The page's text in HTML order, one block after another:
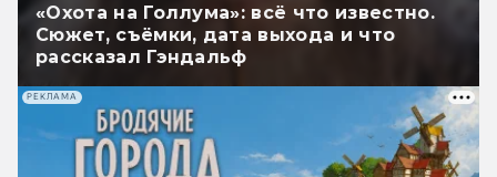
«Охота на Голлума»: всё что известно.
Сюжет, съёмки, дата выхода и что
рассказал Гэндальф
РЕКЛАМА